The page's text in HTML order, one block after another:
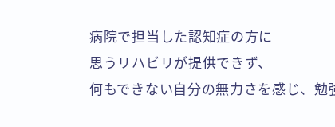
病院で担当した認知症の方に
思うリハビリが提供できず、
何もできない自分の無力さを感じ、勉